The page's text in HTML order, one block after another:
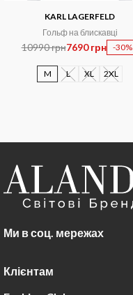
KARL LAGERFELD
Гольф на блискавці
10990 грн7690 грн -30%
M L XL 2XL
Ми в соц. мережах
Клієнтам